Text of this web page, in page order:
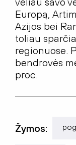
Europą,
Azijos bei
toliau
regionuose.
bendrovės
proc.
Žymos: